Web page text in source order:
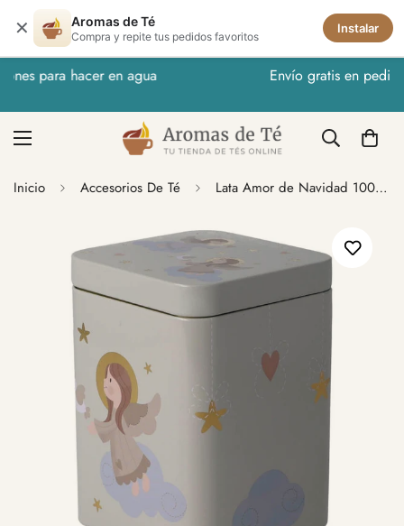
✕ Aromas de Té
Compra y repite tus pedidos favoritos
Instalar
Envío gratis en pedidos > 25€
Inicio Accesorios De Té Lata Amor de Navidad 100 grs